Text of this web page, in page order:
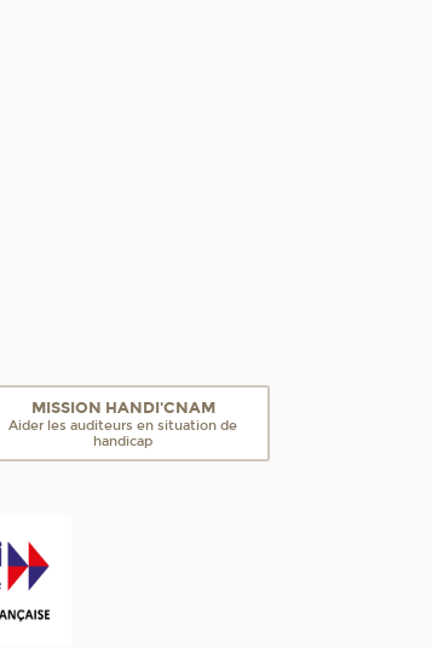
MISSION HANDI'CNAM
Aider les auditeurs en situation de
handicap